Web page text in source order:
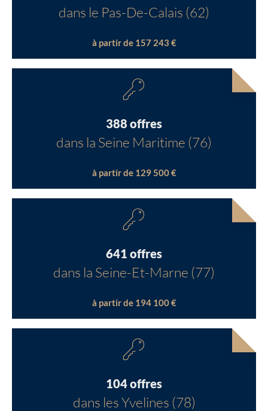
dans le Pas-De-Calais (62)
à partir de 157 243 €
388 offres
dans la Seine Maritime (76)
à partir de 129 500 €
641 offres
dans la Seine-Et-Marne (77)
à partir de 194 100 €
104 offres
dans les Yvelines (78)